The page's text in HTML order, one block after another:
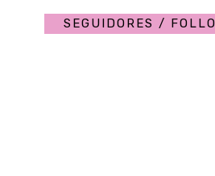
SEGUIDORES /